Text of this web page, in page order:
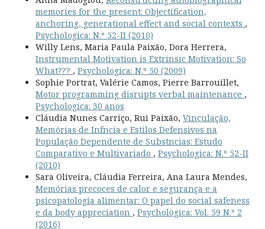
memories for the present: Objectification,
anchoring, generational effect and social contexts ,
Psychologica: N.º 52-II (2010)
Willy Lens, Maria Paula Paixão, Dora Herrera,
Instrumental Motivation is Extrinsic Motivation: So
What??? , Psychologica: N.º 50 (2009)
Sophie Portrat, Valérie Camos, Pierre Barrouillet,
Motor programming disrupts verbal maintenance ,
Psychologica: 30 anos
Cláudia Nunes Carriço, Rui Paixão, Vinculação,
Memórias de Infncia e Estilos Defensivos na
População Dependente de Substncias: Estudo
Comparativo e Multivariado , Psychologica: N.º 52-II
(2010)
Sara Oliveira, Cláudia Ferreira, Ana Laura Mendes,
Memórias precoces de calor e segurança e a
psicopatologia alimentar: O papel do social safeness
e da body appreciation , Psychologica: Vol. 59 N.º 2
(2016)